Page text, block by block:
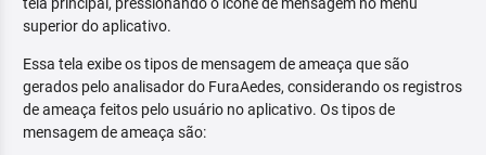
tela principal, pressionando o ícone de mensagem no menu
superior do aplicativo.
Essa tela exibe os tipos de mensagem de ameaça que são
gerados pelo analisador do FuraAedes, considerando os registros
de ameaça feitos pelo usuário no aplicativo. Os tipos de
mensagem de ameaça são: